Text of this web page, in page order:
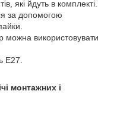
які йдуть в комплекті.
за допомогою
можна використовувати
Е27.
монтажних і